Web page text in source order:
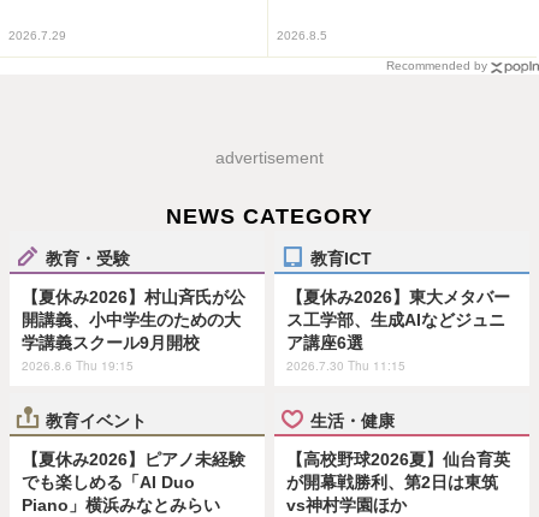
2026.7.29 2026.8.5
Recommended by
advertisement
NEWS CATEGORY
教育・受験
【夏休み2026】村山斉氏が公
開講義、小中学生のための大
学講義スクール9月開校
2026.8.6 Thu 19:15
教育ICT
【夏休み2026】東大メタバー
ス工学部、生成AIなどジュニ
ア講座6選
2026.7.30 Thu 11:15
教育イベント
【夏休み2026】ピアノ未経験
でも楽しめる「AI Duo
Piano」横浜みなとみらい
生活・健康
【高校野球2026夏】仙台育英
が開幕戦勝利、第2日は東筑
vs神村学園ほか